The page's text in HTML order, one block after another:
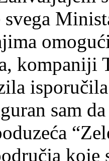
kompaniji
sam